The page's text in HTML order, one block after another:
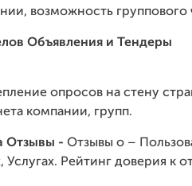
возможность группового
Объявления и Тендеры
опросов на стену
компании, групп.
Отзывы - Отзывы о –
Услугах. Рейтинг доверия к